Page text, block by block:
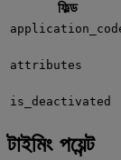
ফিল্ড
attributes
is_deactivated
টাইমিং পয়েন্ট